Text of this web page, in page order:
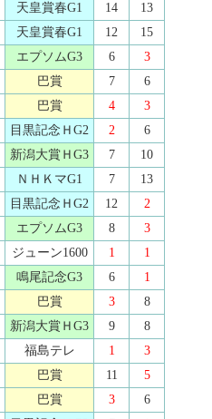
天皇賞春G1 14
13
天皇賞春G1 12 15
エプソムG3 6
3
巴賞 7
6
巴賞 4 3
目黒記念ＨG2 2
6
新潟大賞ＨG3 7
10
ＮＨＫマG1 7 13
目黒記念ＨG2 12
2
エプソムG3 8
3
ジューン1600 1 1
鳴尾記念G3 6
1
巴賞 3
8
新潟大賞ＨG3 9 8
福島テレ 1
3
巴賞 11
5
巴賞 3 6